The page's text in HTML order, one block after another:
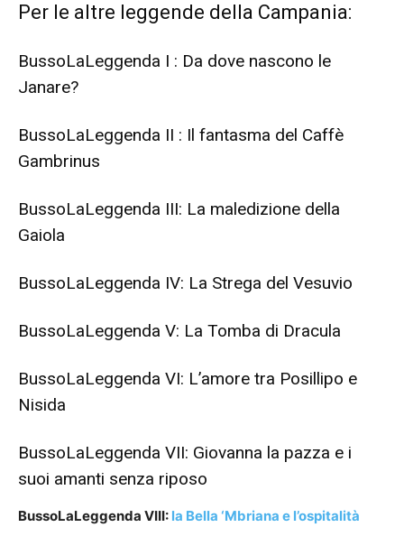
Per le altre leggende della Campania:
BussoLaLeggenda I : Da dove nascono le
Janare?
BussoLaLeggenda II : Il fantasma del Caffè
Gambrinus
BussoLaLeggenda III: La maledizione della
Gaiola
BussoLaLeggenda IV: La Strega del Vesuvio
BussoLaLeggenda V: La Tomba di Dracula
BussoLaLeggenda VI: L’amore tra Posillipo e
Nisida
BussoLaLeggenda VII: Giovanna la pazza e i
suoi amanti senza riposo
BussoLaLeggenda VIII: la Bella ‘Mbriana e l’ospitalità